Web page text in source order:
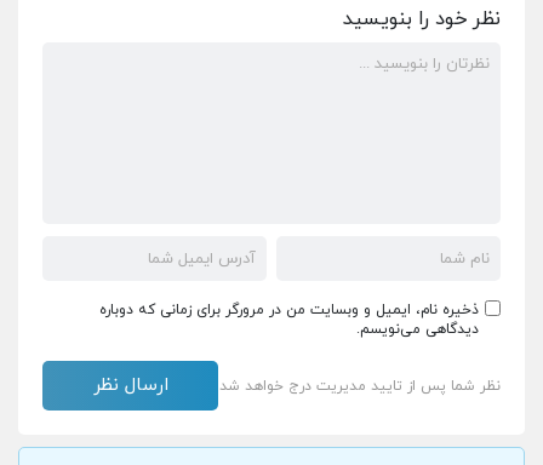
نظر خود را بنویسید
ذخیره نام، ایمیل و وبسایت من در مرورگر برای زمانی که دوباره
دیدگاهی می‌نویسم.
نظر شما پس از تایید مدیریت درج خواهد شد